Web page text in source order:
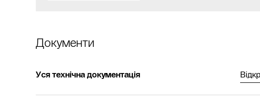
Документи
Уся технічна документація